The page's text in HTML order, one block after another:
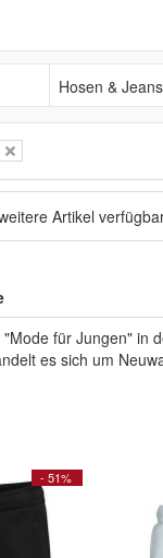
Hosen & Jeans
Artikel
für Jungen"
es sich um
- 51%